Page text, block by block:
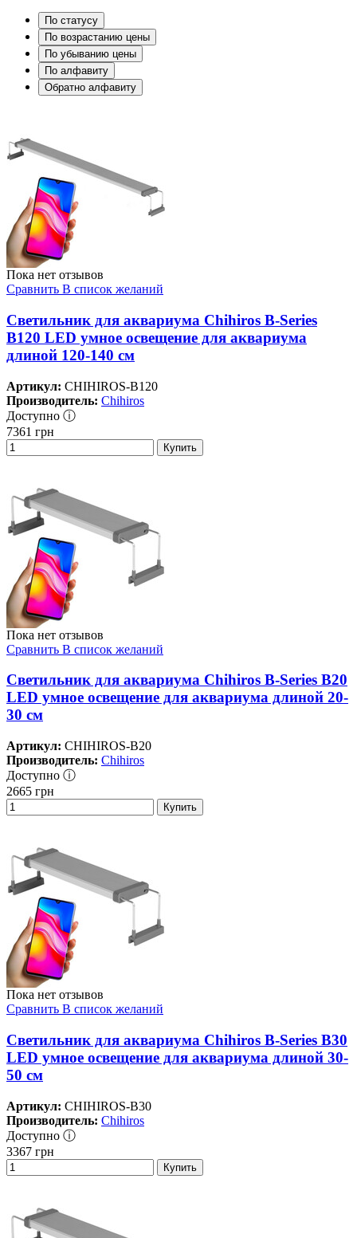
По статусу
По возрастанию цены
По убыванию цены
По алфавиту
Обратно алфавиту
Пока нет отзывов
Сравнить В список желаний
Светильник для аквариума Chihiros B-Series
B120 LED умное освещение для аквариума
длиной 120-140 см
Артикул: CHIHIROS-B120
Производитель: Chihiros
Доступно ⓘ
7361 грн
Купить
Пока нет отзывов
Сравнить В список желаний
Светильник для аквариума Chihiros B-Series B20
LED умное освещение для аквариума длиной 20-
30 см
Артикул: CHIHIROS-B20
Производитель: Chihiros
Доступно ⓘ
2665 грн
Купить
Пока нет отзывов
Сравнить В список желаний
Светильник для аквариума Chihiros B-Series B30
LED умное освещение для аквариума длиной 30-
50 см
Артикул: CHIHIROS-B30
Производитель: Chihiros
Доступно ⓘ
3367 грн
Купить